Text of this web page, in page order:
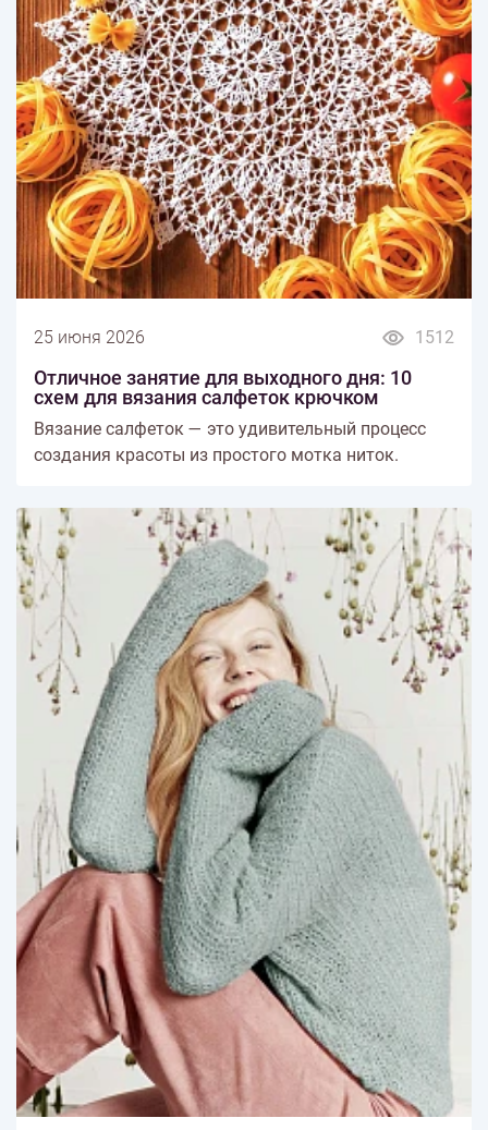
1512
25 июня 2026
Отличное занятие для выходного дня: 10
схем для вязания салфеток крючком
Вязание салфеток — это удивительный процесс
создания красоты из простого мотка ниток.